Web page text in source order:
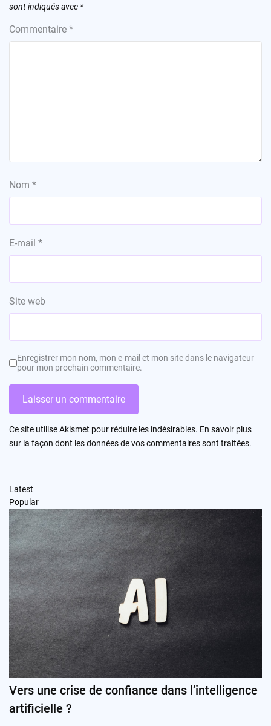
sont indiqués avec *
Commentaire *
Nom *
E-mail *
Site web
Enregistrer mon nom, mon e-mail et mon site dans le navigateur
pour mon prochain commentaire.
Ce site utilise Akismet pour réduire les indésirables. En savoir plus
sur la façon dont les données de vos commentaires sont traitées.
Latest
Popular
Vers une crise de confiance dans l’intelligence
artificielle ?